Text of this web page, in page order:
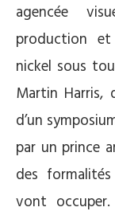
agencée
production
nickel sous
Martin Harris,
d’un
par un prince
des
vont